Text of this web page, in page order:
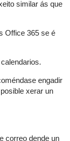
similar ás que
Office 365 se é
engadir
xerar un
correo dende un